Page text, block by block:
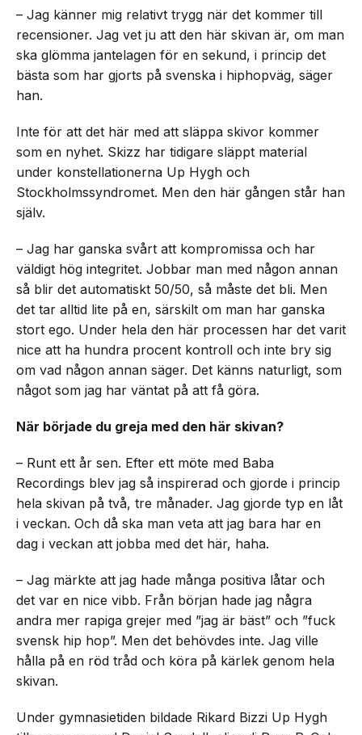
– Jag känner mig relativt trygg när det kommer till
recensioner. Jag vet ju att den här skivan är, om man
ska glömma jantelagen för en sekund, i princip det
bästa som har gjorts på svenska i hiphopväg, säger
han.
Inte för att det här med att släppa skivor kommer
som en nyhet. Skizz har tidigare släppt material
under konstellationerna Up Hygh och
Stockholmssyndromet. Men den här gången står han
själv.
– Jag har ganska svårt att kompromissa och har
väldigt hög integritet. Jobbar man med någon annan
så blir det automatiskt 50/50, så måste det bli. Men
det tar alltid lite på en, särskilt om man har ganska
stort ego. Under hela den här processen har det varit
nice att ha hundra procent kontroll och inte bry sig
om vad någon annan säger. Det känns naturligt, som
något som jag har väntat på att få göra.
När började du greja med den här skivan?
– Runt ett år sen. Efter ett möte med Baba
Recordings blev jag så inspirerad och gjorde i princip
hela skivan på två, tre månader. Jag gjorde typ en låt
i veckan. Och då ska man veta att jag bara har en
dag i veckan att jobba med det här, haha.
– Jag märkte att jag hade många positiva låtar och
det var en nice vibb. Från början hade jag några
andra mer rapiga grejer med ”jag är bäst” och ”fuck
svensk hip hop”. Men det behövdes inte. Jag ville
hålla på en röd tråd och köra på kärlek genom hela
skivan.
Under gymnasietiden bildade Rikard Bizzi Up Hygh